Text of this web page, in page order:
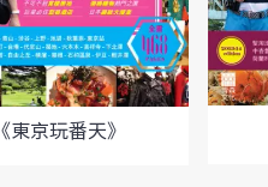
《東京玩番天》